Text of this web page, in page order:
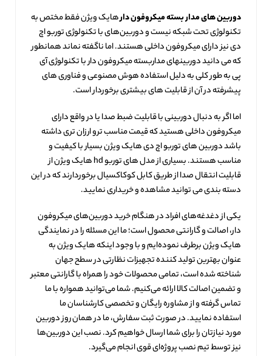
دوربین های مدار بسته میکروفون دارهایک ویژن فقط مختص به
تکنولوژی تحت شبکه نیست و دوربین‌های با تکنولوژی توربو اچ
دی نیز دارای میکروفون داخلی هستند. اما ناگفته نماند همانطور
که می دانید دوربینهای مداربسته میکروفون دار با تکنولوژی آی
پی به طور کلی به دلیل استفاده هوش مصنوعی و فناوری های
پیشرفته در آن از قابلیت های بیشتری برخوردار است.
اما اگر به دنبال دوربینی با قابلیت ضبط صدا یا در واقع دارای
میکروفون داخلی هستید که قیمت مناسب ترو ارزان تری داشته
باشد دوربین های توربو اچ دی هایک ویژن بسیار با کیفیت و
مناسب هستند. بسیاری از مدل های توربو hd هایک ویژن از
قابلیت انتقال صدا از طریق کابل کوکاکسیال برخوردارند که در این
دسته بندی می توانید مشاهده و خریداری نمایید.
یکی از دغدغه‌های افراد در هنگام خرید دوربین‌های میکروفون
دار، اصالت و گارانتی محصول است؛ ما این مسئله را در نمایندگی
هایک ویژن برطرف نموده‌ایم و با وجود اینکه هایک ویژن به
عنوان بهترین تولید کننده تجهیزات نظارتی در سطح جهان
شناخته شده است، تمامی محصولات خود را همراه با گارانتی معتبر
و تضمین اصالت کالا ارائه می‌کنیم. شما می‌توانید همواره با ما
تماس گرفته و از مشاوره رایگان و تخصصی کارشناسان ما
استفاده نمایید. در صورت ثبت سفارش، ما در همان روز دوربین
مورد نیازتان را برای شما ارسال خواهیم کرد. نصب این دوربین‌ها
نیز توسط تیم نصب پروژه‌ای قوی انجام می‌گیرد.